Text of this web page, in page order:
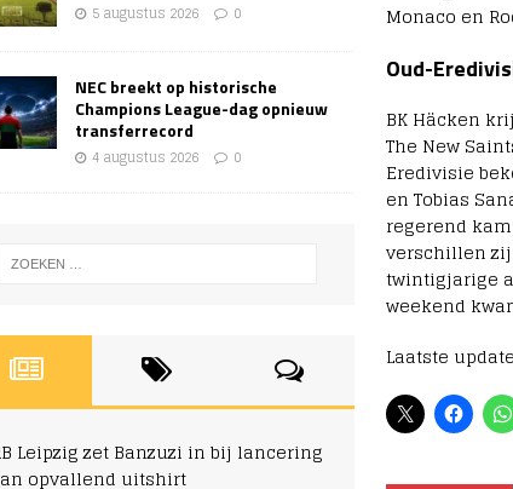
Monaco en
Oud-
BK Häcken
The New
Eredivisie
en Tobias
regerend
verschillen
twintigjarige
weekend
Laatste
5 augustus 2026 0
NEC breekt op historische
Champions League-dag opnieuw
transferrecord
4 augustus 2026 0
Leipzig zet Banzuzi in bij lancering
opvallend uitshirt